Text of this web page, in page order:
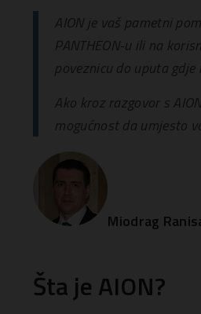
AION je vaš pametni
PANTHEON-u ili na
poveznicu do uputa
Ako kroz razgovor s
mogućnost da umjesto
Miodrag
Šta je AION?